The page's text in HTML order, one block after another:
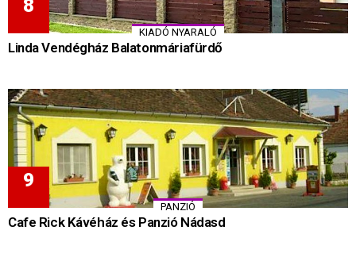
KIADÓ NYARALÓ
Linda Vendégház Balatonmáriafürdő
PANZIÓ
Cafe Rick Kávéház és Panzió Nádasd